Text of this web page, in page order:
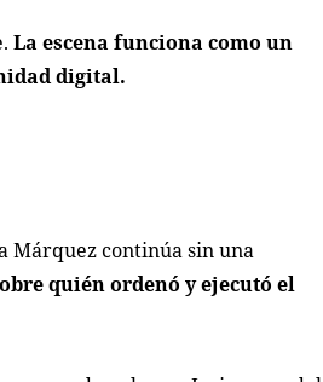
La escena funciona como un
digital.
Márquez continúa sin una
quién ordenó y ejecutó el